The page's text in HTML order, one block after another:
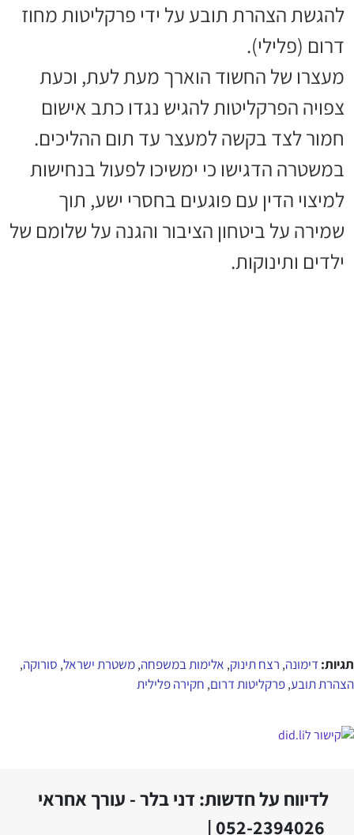
להגשת הצהרת תובע על ידי פרקליטות מחוז
דרום (פלילי).
מעצרו של החשוד הוארך מעת לעת, וכעת
צפויה הפרקליטות להגיש נגדו כתב אישום
חמור לצד בקשה למעצר עד תום ההליכים.
במשטרה הדגישו כי ימשיכו לפעול בנחישות
למיצוי הדין עם פוגעים בחסרי ישע, תוך
שמירה על ביטחון הציבור והגנה על שלומם של
ילדים ותינוקות.
תגיות: דימונה, רצח תינוק, אלימות במשפחה,משטרת ישראל, סורוקה,
הצהרת תובע,פרקליטות דרום, חקירה פלילית
לדיווח על חדשות: דני בלר - עורך אחראי
052-2394026 |